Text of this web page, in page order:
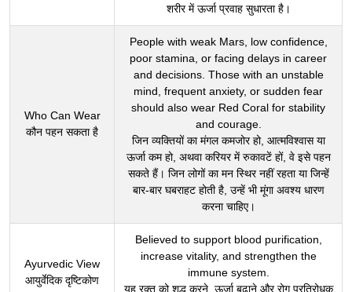
शरीर में ऊर्जा प्रवाह सुधारता है।
Who Can Wear
कौन पहन सकता है
People with weak Mars, low confidence,
poor stamina, or facing delays in career
and decisions. Those with an unstable
mind, frequent anxiety, or sudden fear
should also wear Red Coral for stability
and courage.
जिन व्यक्तियों का मंगल कमजोर हो, आत्मविश्वास या
ऊर्जा कम हो, अथवा करियर में रुकावटें हों, वे इसे पहन
सकते हैं। जिन लोगों का मन स्थिर नहीं रहता या जिन्हें
बार-बार घबराहट होती है, उन्हें भी मूंगा अवश्य धारण
करना चाहिए।
Ayurvedic View
आयुर्वेदिक दृष्टिकोण
Believed to support blood purification,
increase vitality, and strengthen the
immune system.
यह रक्त को शुद्ध करने, ऊर्जा बढ़ाने और रोग प्रतिरोधक